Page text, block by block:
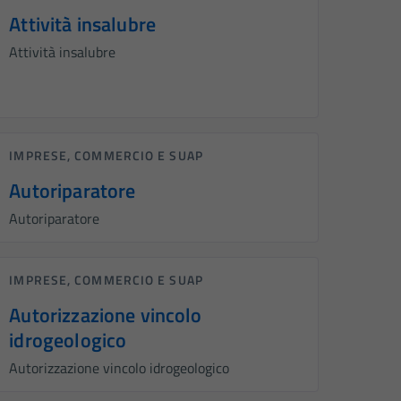
Attività insalubre
Attività insalubre
IMPRESE, COMMERCIO E SUAP
Autoriparatore
Autoriparatore
IMPRESE, COMMERCIO E SUAP
Autorizzazione vincolo
idrogeologico
Autorizzazione vincolo idrogeologico